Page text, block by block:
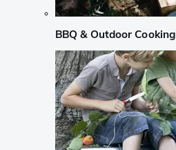
BBQ & Outdoor Cooking